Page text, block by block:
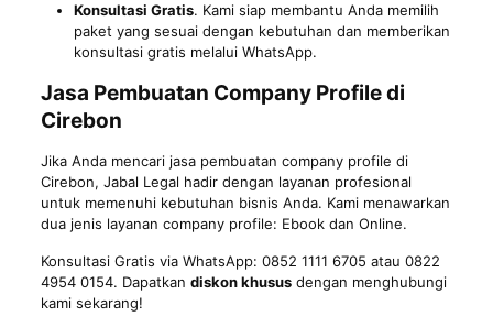
Konsultasi Gratis. Kami siap membantu Anda memilih
paket yang sesuai dengan kebutuhan dan memberikan
konsultasi gratis melalui WhatsApp.
Jasa Pembuatan Company Profile di
Cirebon
Jika Anda mencari jasa pembuatan company profile di
Cirebon, Jabal Legal hadir dengan layanan profesional
untuk memenuhi kebutuhan bisnis Anda. Kami menawarkan
dua jenis layanan company profile: Ebook dan Online.
Konsultasi Gratis via WhatsApp: 0852 1111 6705 atau 0822
4954 0154. Dapatkan diskon khususdengan menghubungi
kami sekarang!